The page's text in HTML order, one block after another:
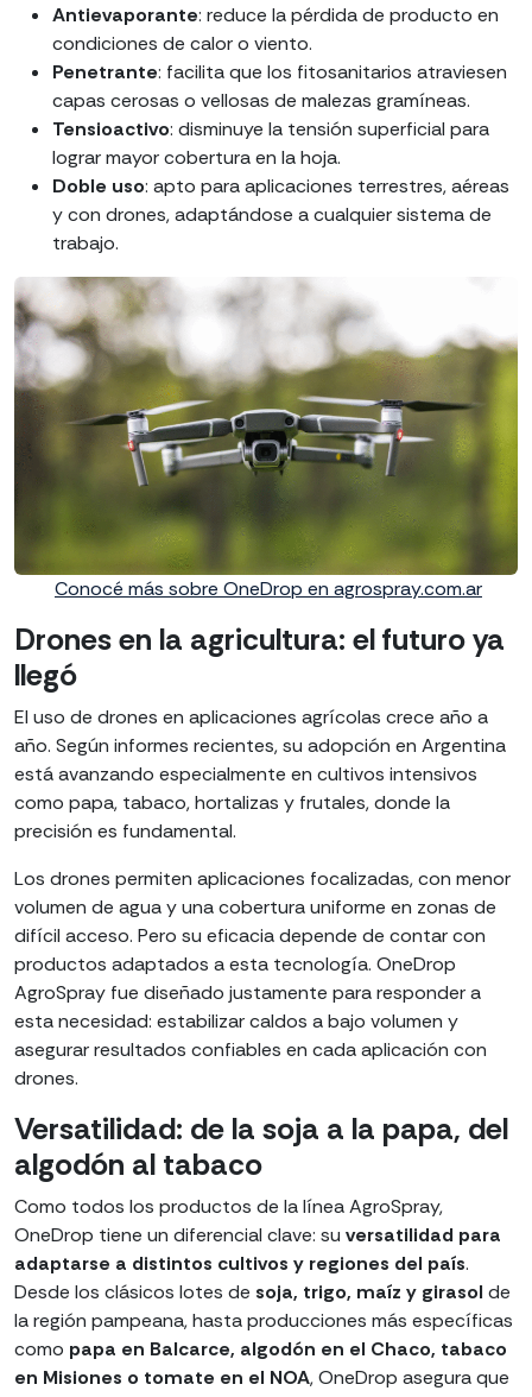
Antievaporante: reduce la pérdida de producto en
condiciones de calor o viento.
Penetrante: facilita que los fitosanitarios atraviesen
capas cerosas o vellosas de malezas gramíneas.
Tensioactivo: disminuye la tensión superficial para
lograr mayor cobertura en la hoja.
Doble uso: apto para aplicaciones terrestres, aéreas
y con drones, adaptándose a cualquier sistema de
trabajo.
Conocé más sobre OneDrop en agrospray.com.ar
Drones en la agricultura: el futuro ya
llegó
El uso de drones en aplicaciones agrícolas crece año a
año. Según informes recientes, su adopción en Argentina
está avanzando especialmente en cultivos intensivos
como papa, tabaco, hortalizas y frutales, donde la
precisión es fundamental.
Los drones permiten aplicaciones focalizadas, con menor
volumen de agua y una cobertura uniforme en zonas de
difícil acceso. Pero su eficacia depende de contar con
productos adaptados a esta tecnología. OneDrop
AgroSpray fue diseñado justamente para responder a
esta necesidad: estabilizar caldos a bajo volumen y
asegurar resultados confiables en cada aplicación con
drones.
Versatilidad: de la soja a la papa, del
algodón al tabaco
Como todos los productos de la línea AgroSpray,
OneDrop tiene un diferencial clave: su versatilidad para
adaptarse a distintos cultivos y regiones del país.
Desde los clásicos lotes de soja, trigo, maíz y girasol de
la región pampeana, hasta producciones más específicas
como papa en Balcarce, algodón en el Chaco, tabaco
en Misiones o tomate en el NOA, OneDrop asegura que